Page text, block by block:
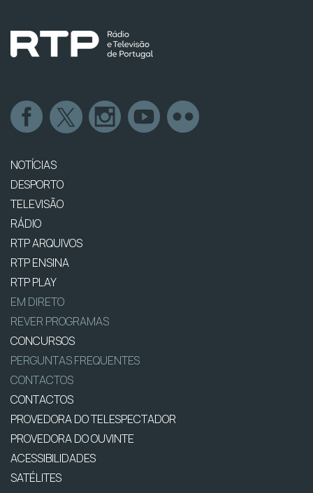
NOTÍCIAS
DESPORTO
TELEVISÃO
RÁDIO
RTP ARQUIVOS
RTP ENSINA
RTP PLAY
EM DIRETO
REVER PROGRAMAS
CONCURSOS
PERGUNTAS FREQUENTES
CONTACTOS
CONTACTOS
PROVEDORA DO TELESPECTADOR
PROVEDORA DO OUVINTE
ACESSIBILIDADES
SATÉLITES